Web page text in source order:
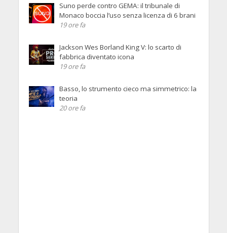
Suno perde contro GEMA: il tribunale di
Monaco boccia l’uso senza licenza di 6 brani
19 ore fa
Jackson Wes Borland King V: lo scarto di
fabbrica diventato icona
19 ore fa
Basso, lo strumento cieco ma simmetrico: la
teoria
20 ore fa